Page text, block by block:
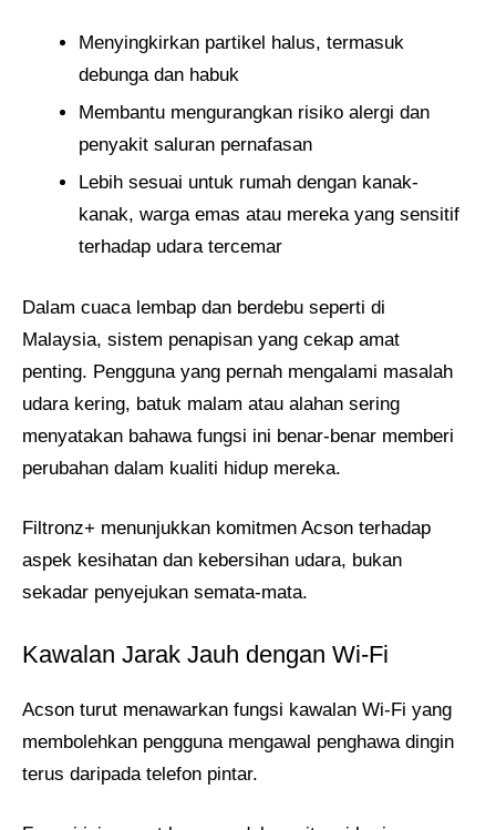
Menyingkirkan partikel halus, termasuk
debunga dan habuk
Membantu mengurangkan risiko alergi dan
penyakit saluran pernafasan
Lebih sesuai untuk rumah dengan kanak-
kanak, warga emas atau mereka yang sensitif
terhadap udara tercemar
Dalam cuaca lembap dan berdebu seperti di
Malaysia, sistem penapisan yang cekap amat
penting. Pengguna yang pernah mengalami masalah
udara kering, batuk malam atau alahan sering
menyatakan bahawa fungsi ini benar-benar memberi
perubahan dalam kualiti hidup mereka.
Filtronz+ menunjukkan komitmen Acson terhadap
aspek kesihatan dan kebersihan udara, bukan
sekadar penyejukan semata-mata.
Kawalan Jarak Jauh dengan Wi-Fi
Acson turut menawarkan fungsi kawalan Wi-Fi yang
membolehkan pengguna mengawal penghawa dingin
terus daripada telefon pintar.